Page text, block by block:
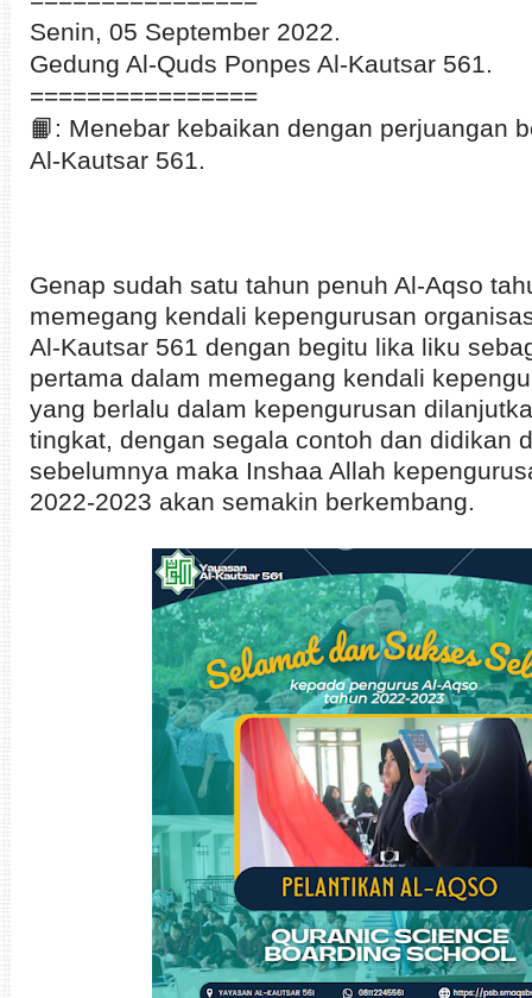
Senin, 05 September 2022.
Gedung Al-Quds Ponpes Al-Kautsar 561.
================
📙: Menebar kebaikan dengan perjuangan
Al-Kautsar 561.
Genap sudah satu tahun penuh Al-Aqso
memegang kendali kepengurusan
Al-Kautsar 561 dengan begitu lika liku
pertama dalam memegang kendali
yang berlalu dalam kepengurusan
tingkat, dengan segala contoh dan didikan
sebelumnya maka Inshaa Allah
2022-2023 akan semakin berkembang.